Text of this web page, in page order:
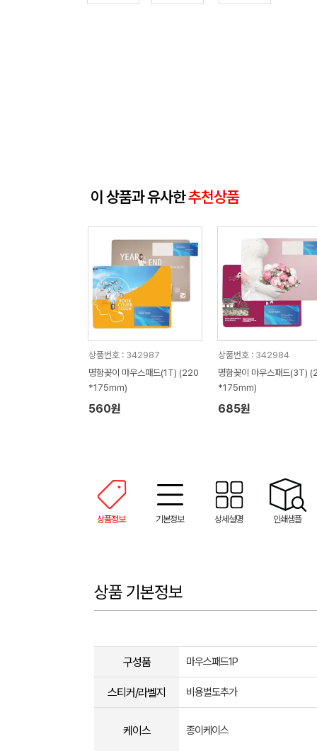
이 상품과 유사한추천상품
상품번호 : 342987
명함꽂이 마우스패드(1T) (220
*175mm)
560원
상품번호 : 342984
명함꽂이 마우스패드(3T)
*175mm)
685원
상품정보 기본정보 상세설명 인쇄샘플
상품 기본정보
구성품 마우스패드1P
스티커/라벨지 비용별도추가
케이스 종이케이스